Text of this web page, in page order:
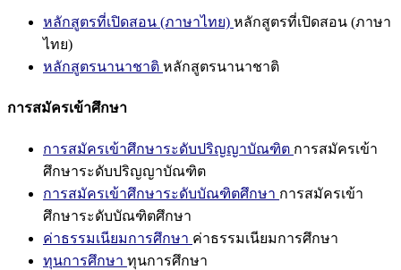
หลักสูตรที่เปิดสอน (ภาษาไทย) หลักสูตรที่เปิดสอน (ภาษา
ไทย)
หลักสูตรนานาชาติ หลักสูตรนานาชาติ
การสมัครเข้าศึกษา
การสมัครเข้าศึกษาระดับปริญญาบัณฑิต การสมัครเข้า
ศึกษาระดับปริญญาบัณฑิต
การสมัครเข้าศึกษาระดับบัณฑิตศึกษา การสมัครเข้า
ศึกษาระดับบัณฑิตศึกษา
ค่าธรรมเนียมการศึกษา ค่าธรรมเนียมการศึกษา
ทุนการศึกษา ทุนการศึกษา